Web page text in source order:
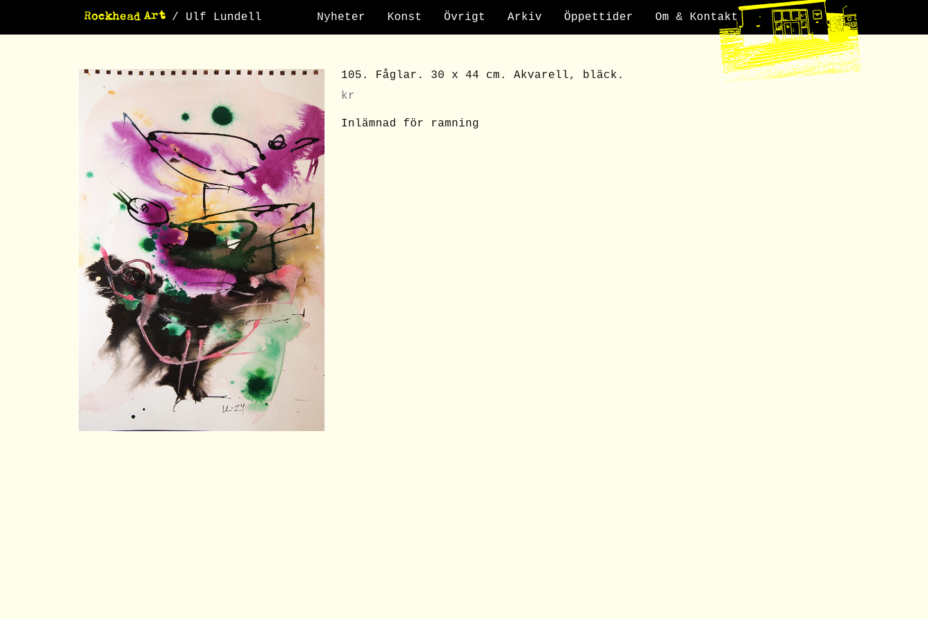
/ Ulf Lundell Nyheter Konst Övrigt Arkiv Öppettider Om & Kontakt
105. Fåglar. 30 x 44 cm. Akvarell, bläck.
kr
Inlämnad för ramning